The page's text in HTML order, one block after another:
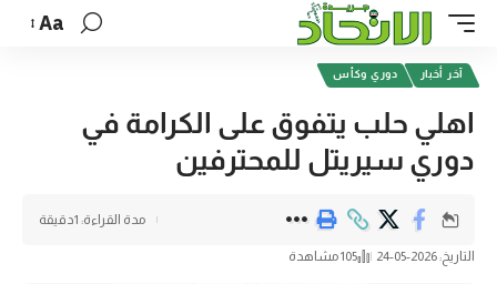
Aa
آخر أخبار دوري وكأس
اهلي حلب يتفوق على الكرامة في
دوري سيريتل للمحترفين
التاريخ: 2026-05-24 105 مشاهدة
مدة القراءة: 1دقيقة